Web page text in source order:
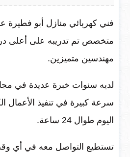
فني كهربائي منازل أبو فطيرة
متخصص تم تدريبه على أعلى
مهندسين متميزين.
لديه سنوات خبرة عديدة في
سرعة كبيرة في تنفيذ الأعمال
اليوم طوال 24 ساعة.
تستطيع التواصل معه في أي